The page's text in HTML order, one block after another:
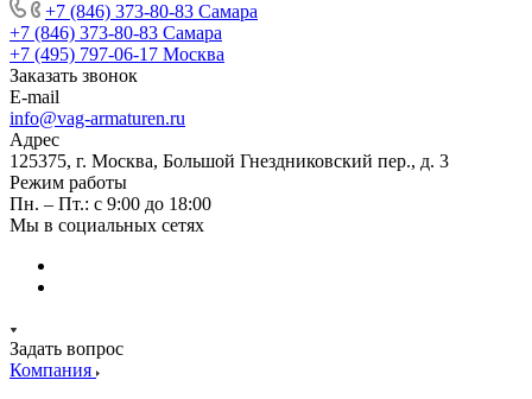
+7 (846) 373-80-83 Самара
+7 (846) 373-80-83 Самара
+7 (495) 797-06-17 Москва
Заказать звонок
E-mail
info@vag-armaturen.ru
Адрес
125375, г. Москва, Большой Гнездниковский пер., д. 3
Режим работы
Пн. – Пт.: с 9:00 до 18:00
Мы в социальных сетях
Задать вопрос
Компания